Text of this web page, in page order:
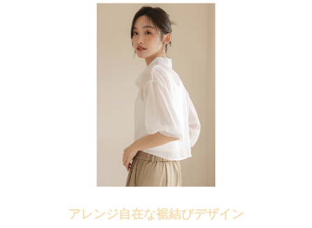
アレンジ自在な裾結びデザイン